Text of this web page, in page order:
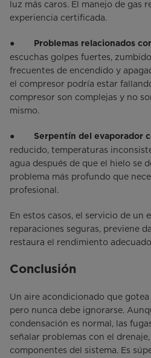
luz más caros. El manejo de gas
experiencia certificada.
● Problemas relacionados
escuchas golpes fuertes,
frecuentes de encendido y
el compresor podría estar
compresor son complejas y no
mismo.
● Serpentín del evaporador
reducido, temperaturas
agua después de que el hielo se
problema más profundo que
profesional.
En estos casos, el servicio de un
reparaciones seguras, previene
restaura el rendimiento
Conclusión
Un aire acondicionado que
pero nunca debe ignorarse.
condensación es normal, las
señalar problemas con el
componentes del sistema. Es